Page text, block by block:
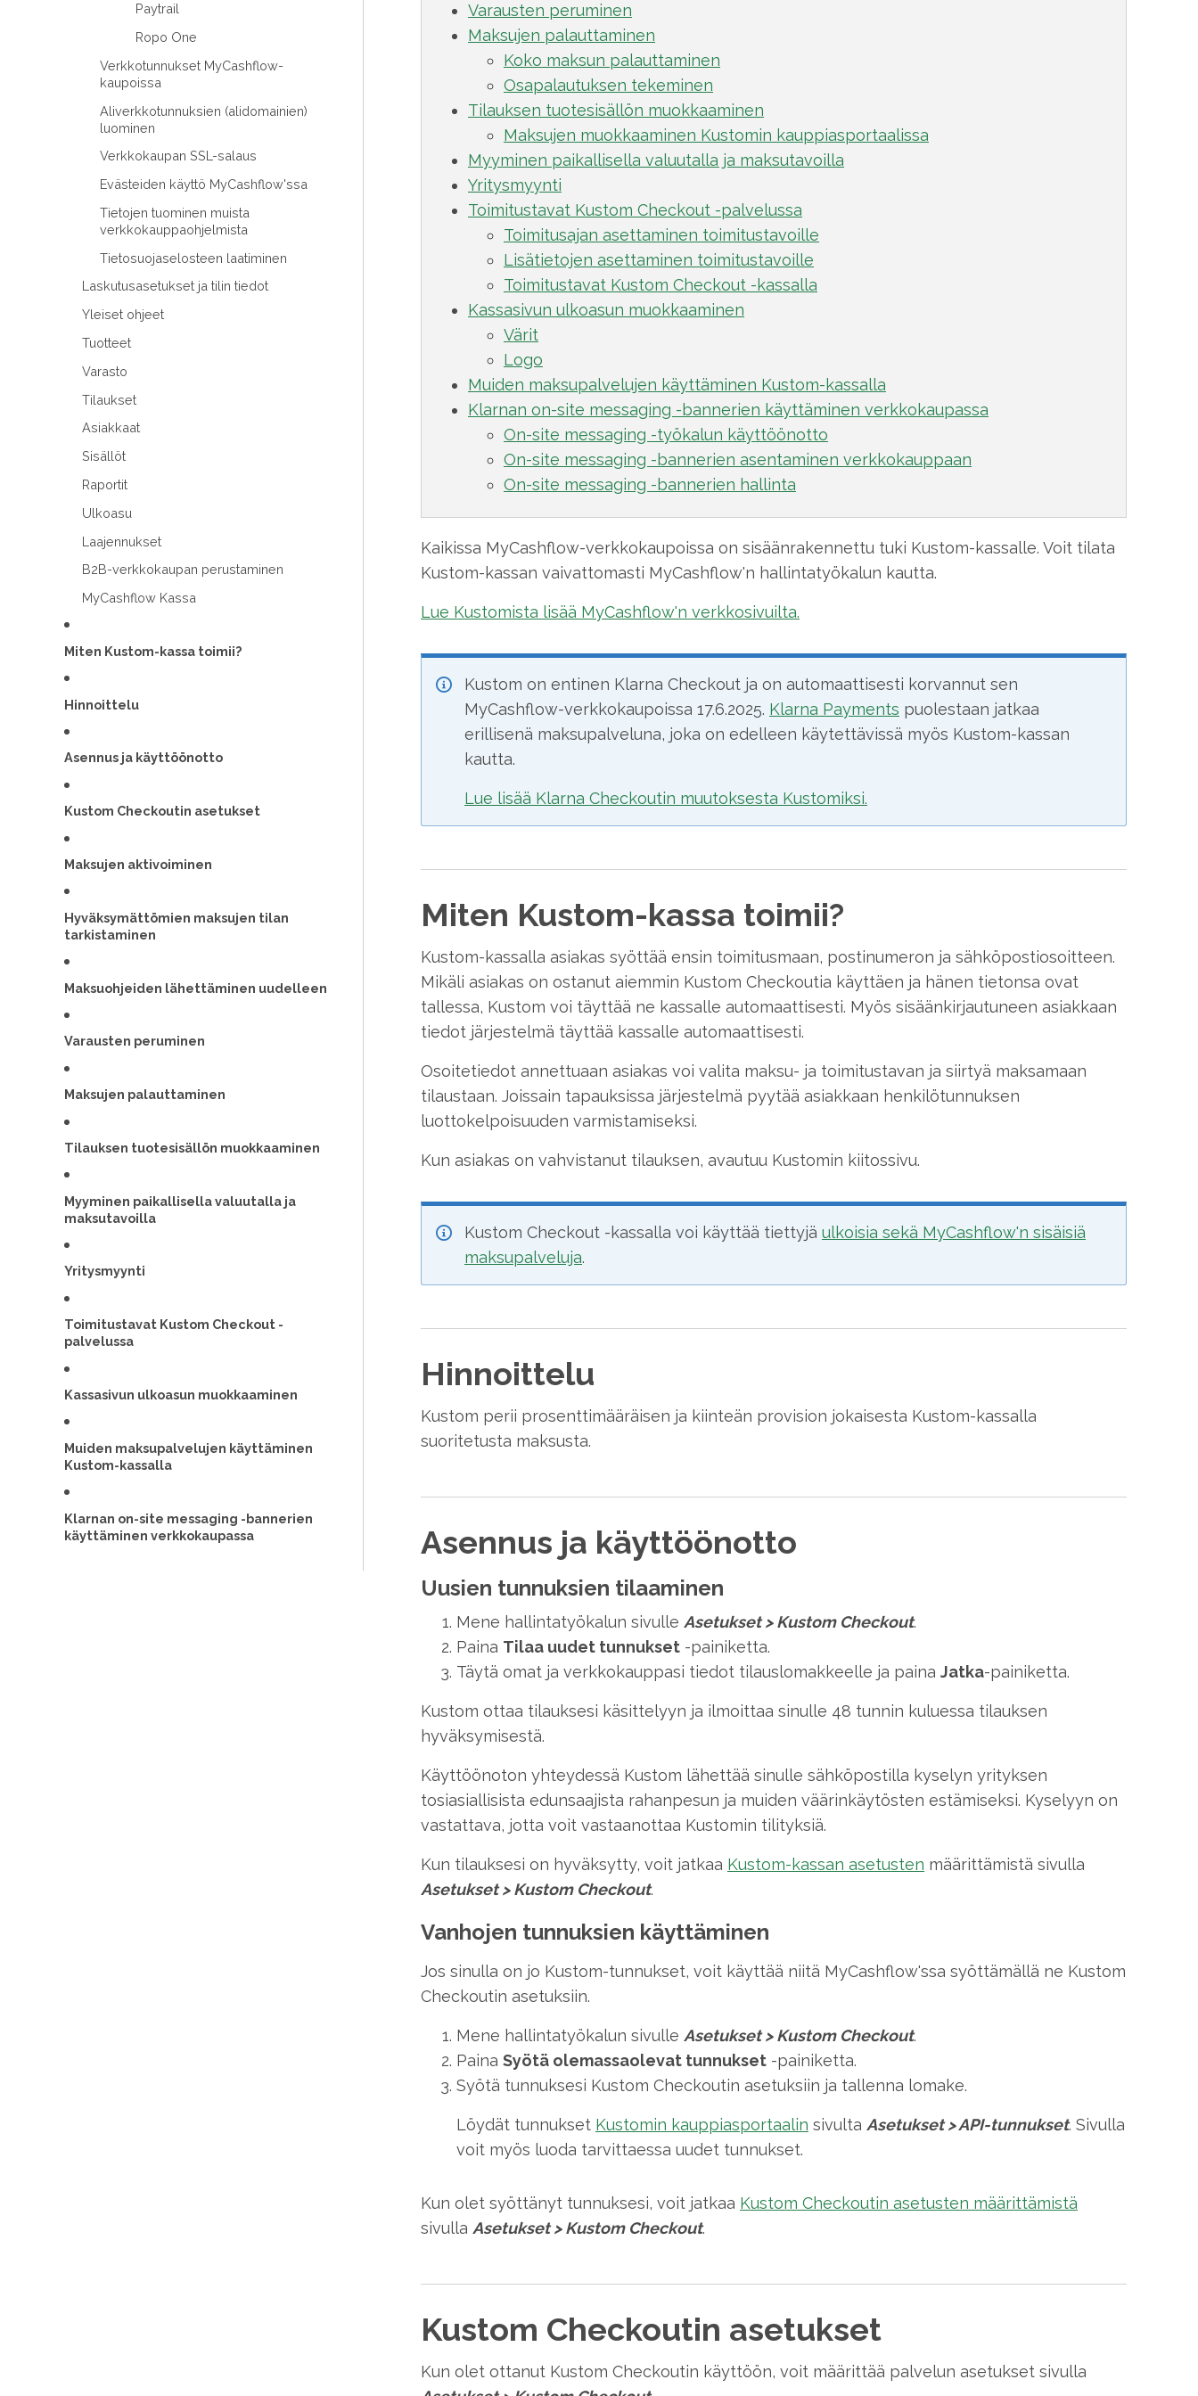
Paytrail
Ropo One
Verkkotunnukset MyCashflow-
kaupoissa
Aliverkkotunnuksien (alidomainien)
luominen
Verkkokaupan SSL-salaus
Evästeiden käyttö MyCashflow'ssa
Tietojen tuominen muista
verkkokauppaohjelmista
Tietosuojaselosteen laatiminen
Laskutusasetukset ja tilin tiedot
Yleiset ohjeet
Tuotteet
Varasto
Tilaukset
Asiakkaat
Sisällöt
Raportit
Ulkoasu
Laajennukset
B2B-verkkokaupan perustaminen
MyCashflow Kassa
Miten Kustom-kassa toimii?
Hinnoittelu
Asennus ja käyttöönotto
Kustom Checkoutin asetukset
Maksujen aktivoiminen
Hyväksymättömien maksujen tilan
tarkistaminen
Maksuohjeiden lähettäminen uudelleen
Varausten peruminen
Maksujen palauttaminen
Tilauksen tuotesisällön muokkaaminen
Myyminen paikallisella valuutalla ja
maksutavoilla
Yritysmyynti
Toimitustavat Kustom Checkout -
palvelussa
Kassasivun ulkoasun muokkaaminen
Muiden maksupalvelujen käyttäminen
Kustom-kassalla
Klarnan on-site messaging -bannerien
käyttäminen verkkokaupassa
Varausten peruminen
Maksujen palauttaminen
Koko maksun palauttaminen
Osapalautuksen tekeminen
Tilauksen tuotesisällön muokkaaminen
Maksujen muokkaaminen Kustomin kauppiasportaalissa
Myyminen paikallisella valuutalla ja maksutavoilla
Yritysmyynti
Toimitustavat Kustom Checkout -palvelussa
Toimitusajan asettaminen toimitustavoille
Lisätietojen asettaminen toimitustavoille
Toimitustavat Kustom Checkout -kassalla
Kassasivun ulkoasun muokkaaminen
Värit
Logo
Muiden maksupalvelujen käyttäminen Kustom-kassalla
Klarnan on-site messaging -bannerien käyttäminen verkkokaupassa
On-site messaging -työkalun käyttöönotto
On-site messaging -bannerien asentaminen verkkokauppaan
On-site messaging -bannerien hallinta
Kaikissa MyCashflow-verkkokaupoissa on sisäänrakennettu tuki Kustom-kassalle. Voit tilata
Kustom-kassan vaivattomasti MyCashflow'n hallintatyökalun kautta.
Lue Kustomista lisää MyCashflow'n verkkosivuilta.
Kustom on entinen Klarna Checkout ja on automaattisesti korvannut sen
MyCashflow-verkkokaupoissa 17.6.2025. Klarna Payments puolestaan jatkaa
erillisenä maksupalveluna, joka on edelleen käytettävissä myös Kustom-kassan
kautta.
Lue lisää Klarna Checkoutin muutoksesta Kustomiksi.
Miten Kustom-kassa toimii?
Kustom-kassalla asiakas syöttää ensin toimitusmaan, postinumeron ja sähköpostiosoitteen.
Mikäli asiakas on ostanut aiemmin Kustom Checkoutia käyttäen ja hänen tietonsa ovat
tallessa, Kustom voi täyttää ne kassalle automaattisesti. Myös sisäänkirjautuneen asiakkaan
tiedot järjestelmä täyttää kassalle automaattisesti.
Osoitetiedot annettuaan asiakas voi valita maksu- ja toimitustavan ja siirtyä maksamaan
tilaustaan. Joissain tapauksissa järjestelmä pyytää asiakkaan henkilötunnuksen
luottokelpoisuuden varmistamiseksi.
Kun asiakas on vahvistanut tilauksen, avautuu Kustomin kiitossivu.
Kustom Checkout -kassalla voi käyttää tiettyjä ulkoisia sekä MyCashflow'n sisäisiä
maksupalveluja.
Hinnoittelu
Kustom perii prosenttimääräisen ja kiinteän provision jokaisesta Kustom-kassalla
suoritetusta maksusta.
Asennus ja käyttöönotto
Uusien tunnuksien tilaaminen
Mene hallintatyökalun sivulle Asetukset>Kustom Checkout.
Paina Tilaa uudet tunnukset -painiketta.
Täytä omat ja verkkokauppasi tiedot tilauslomakkeelle ja paina Jatka-painiketta.
Kustom ottaa tilauksesi käsittelyyn ja ilmoittaa sinulle 48 tunnin kuluessa tilauksen
hyväksymisestä.
Käyttöönoton yhteydessä Kustom lähettää sinulle sähköpostilla kyselyn yrityksen
tosiasiallisista edunsaajista rahanpesun ja muiden väärinkäytösten estämiseksi. Kyselyyn on
vastattava, jotta voit vastaanottaa Kustomin tilityksiä.
Kun tilauksesi on hyväksytty, voit jatkaa Kustom-kassan asetusten määrittämistä sivulla
Asetukset>Kustom Checkout.
Vanhojen tunnuksien käyttäminen
Jos sinulla on jo Kustom-tunnukset, voit käyttää niitä MyCashflow'ssa syöttämällä ne Kustom
Checkoutin asetuksiin.
Mene hallintatyökalun sivulle Asetukset>Kustom Checkout.
Paina Syötä olemassaolevat tunnukset -painiketta.
Syötä tunnuksesi Kustom Checkoutin asetuksiin ja tallenna lomake.
Löydät tunnukset Kustomin kauppiasportaalin sivulta Asetukset>API-tunnukset. Sivulla
voit myös luoda tarvittaessa uudet tunnukset.
Kun olet syöttänyt tunnuksesi, voit jatkaa Kustom Checkoutin asetusten määrittämistä
sivulla Asetukset>Kustom Checkout.
Kustom Checkoutin asetukset
Kun olet ottanut Kustom Checkoutin käyttöön, voit määrittää palvelun asetukset sivulla